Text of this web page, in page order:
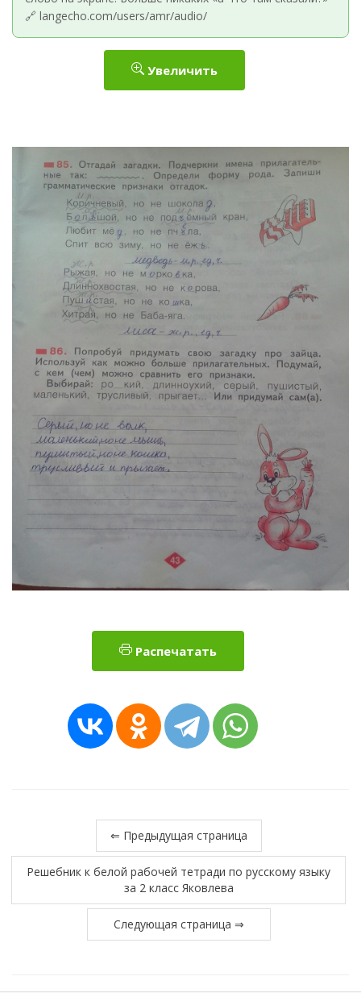
🔗 langecho.com/users/amr/audio/
Увеличить
Распечатать
⇐ Предыдущая страница
Решебник к белой рабочей тетради по русскому языку
за 2 класс Яковлева
Следующая страница ⇒